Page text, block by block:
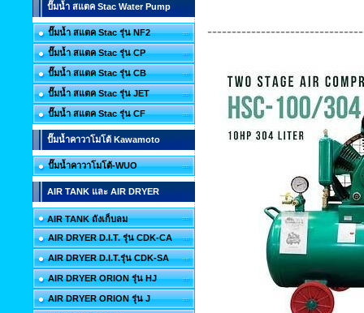
ปั๊มน้ำ สแตค Stac Water Pump
ปั๊มน้ำ สแตค Stac รุ่น NF2
ปั๊มน้ำ สแตค Stac รุ่น CP
ปั๊มน้ำ สแตค Stac รุ่น CB
ปั๊มน้ำ สแตค Stac รุ่น JET
ปั๊มน้ำ สแตค Stac รุ่น CF
ปั๊มน้ำคาวาโมโต้ Kawamoto
ปั๊มน้ำคาวาโมโต้-WUO
AIR TANK และ AIR DRYER
AIR TANK ถังเก็บลม
AIR DRYER D.I.T. รุ่น CDK-CA
AIR DRYER D.I.T.รุ่น CDK-SA
AIR DRYER ORION รุ่น HJ
AIR DRYER ORION รุ่น J